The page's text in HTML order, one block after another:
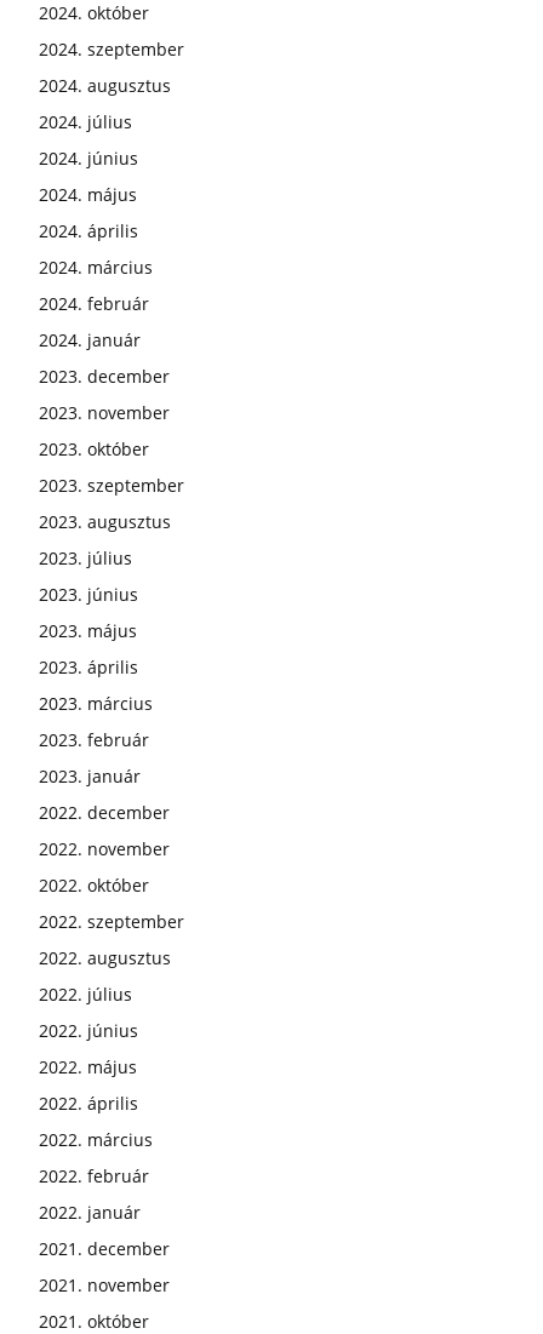
2024. október
2024. szeptember
2024. augusztus
2024. július
2024. június
2024. május
2024. április
2024. március
2024. február
2024. január
2023. december
2023. november
2023. október
2023. szeptember
2023. augusztus
2023. július
2023. június
2023. május
2023. április
2023. március
2023. február
2023. január
2022. december
2022. november
2022. október
2022. szeptember
2022. augusztus
2022. július
2022. június
2022. május
2022. április
2022. március
2022. február
2022. január
2021. december
2021. november
2021. október